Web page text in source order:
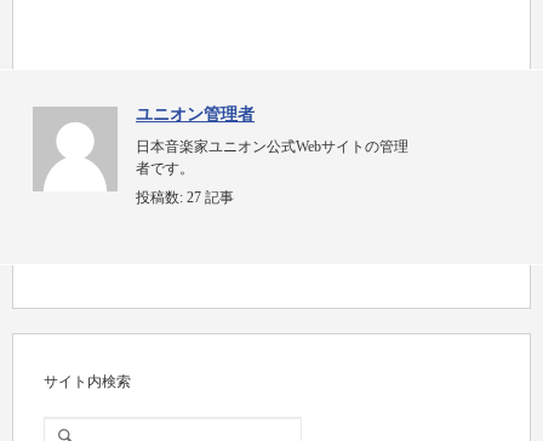
ユニオン管理者
日本音楽家ユニオン公式Webサイトの管理
者です。
投稿数: 27 記事
サイト内検索